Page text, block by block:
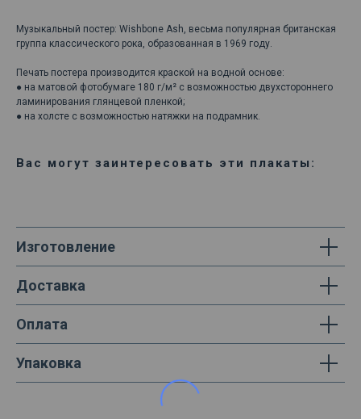
Музыкальный постер: Wishbone Ash, весьма популярная британская
группа классического рока, образованная в 1969 году.
Печать постера производится краской на водной основе:
● на матовой фотобумаге 180 г/м² с возможностью двухстороннего
ламинирования глянцевой пленкой;
● на холсте с возможностью натяжки на подрамник.
Вас могут заинтересовать эти плакаты:
Изготовление
Доставка
Оплата
Упаковка